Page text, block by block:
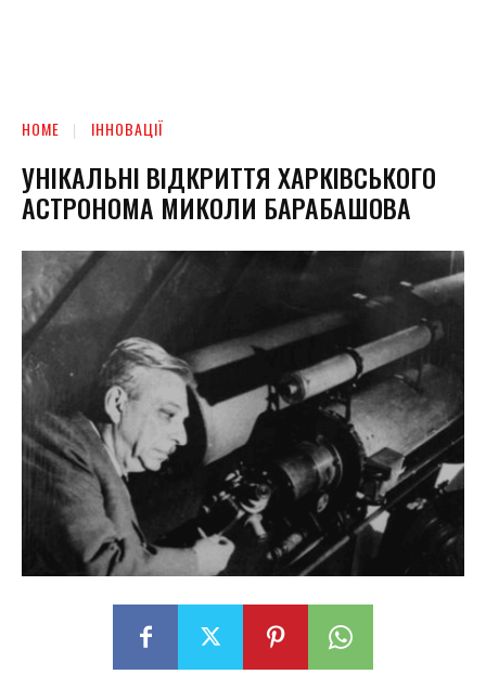
HOME ІННОВАЦІЇ
УНІКАЛЬНІ ВІДКРИТТЯ ХАРКІВСЬКОГО
АСТРОНОМА МИКОЛИ БАРАБАШОВА